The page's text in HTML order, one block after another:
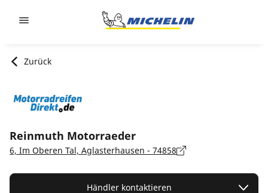
Zurück
Reinmuth Motorraeder
6, Im Oberen Tal, Aglasterhausen - 74858
Händler kontaktieren